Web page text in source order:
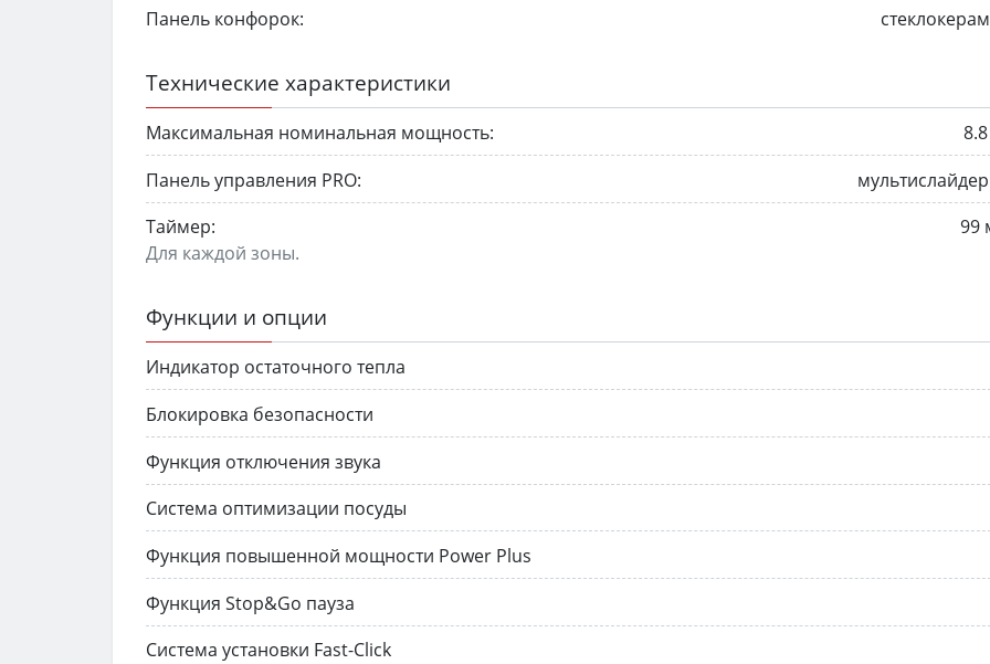
Панель конфорок:
Технические характеристики
Максимальная номинальная мощность:
Панель управления PRO:
Таймер:
99
Для каждой зоны.
Функции и опции
Индикатор остаточного тепла
Блокировка безопасности
Функция отключения звука
Система оптимизации посуды
Функция повышенной мощности Power Plus
Функция Stop&Go пауза
Система установки Fast-Click